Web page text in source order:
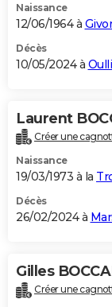
Naissance
12/06/1964 à
Décès
10/05/2024 à
Laurent
Créer une
Naissance
19/03/1973 à la
Décès
26/02/2024 à
Gilles
Créer une